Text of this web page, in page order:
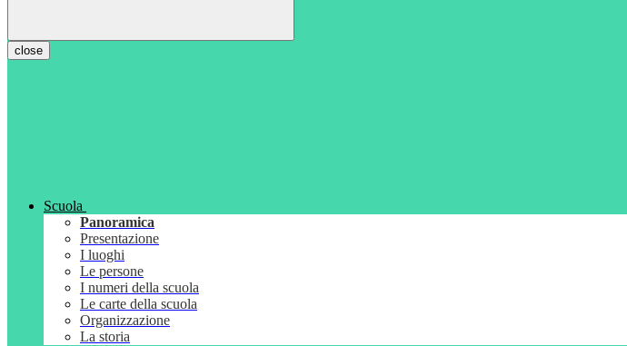
close
Scuola
Panoramica
Presentazione
I luoghi
Le persone
I numeri della scuola
Le carte della scuola
Organizzazione
La storia